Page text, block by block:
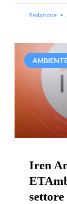
Redazione
Iren